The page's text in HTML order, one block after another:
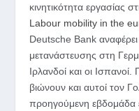
κινητικότητα
Labour mobility in the
Deutsche Bank
μετανάστευσης στη
Ιρλανδοί και οι Ισπανοί.
βιώνουν και αυτοί τον
προηγούμενη εβδομάδα